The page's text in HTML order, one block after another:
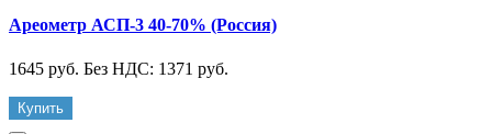
Ареометр АСП-3 40-70% (Россия)
1645 руб. Без НДС: 1371 руб.
Купить